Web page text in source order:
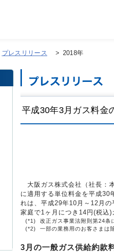
プレスリリース > 2018年
平成30年3月ガス料金
大阪ガス株式会社（社長：
に適用する単位料金を平成30
れは、平成29年10月～12月
家庭で1ヶ月につき14円(税込
(*1)
改正ガス事業法附則第24条
(*2)
一部の業務用のお客さまは
3月の一般ガス供給約款